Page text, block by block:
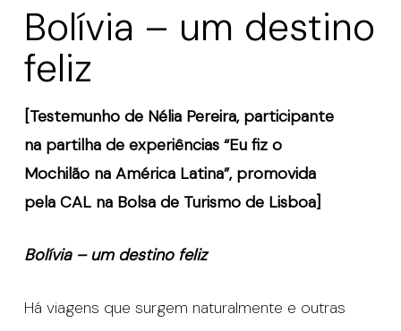
Bolívia – um destino
feliz
[Testemunho de Nélia Pereira, participante
na partilha de experiências “Eu fiz o
Mochilão na América Latina”, promovida
pela CAL na Bolsa de Turismo de Lisboa]
Bolívia – um destino feliz
Há viagens que surgem naturalmente e outras